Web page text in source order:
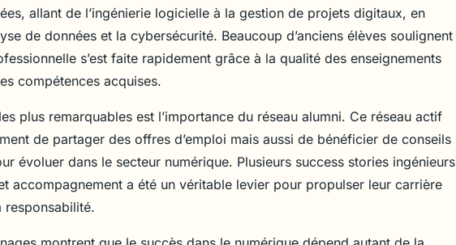
allant de l’ingénierie logicielle à la gestion de projets digitaux, en
de données et la cybersécurité. Beaucoup d’anciens élèves soulignent
s’est faite rapidement grâce à la qualité des enseignements
compétences acquises.
plus remarquables est l’importance du réseau alumni. Ce réseau actif
de partager des offres d’emploi mais aussi de bénéficier de conseils
évoluer dans le secteur numérique. Plusieurs success stories ingénieurs
accompagnement a été un véritable levier pour propulser leur carrière
responsabilité.